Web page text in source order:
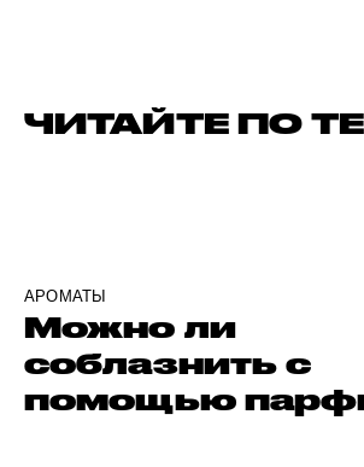
ЧИТАЙТЕ ПО
АРОМАТЫ
Можно ли
соблазнить с
помощью